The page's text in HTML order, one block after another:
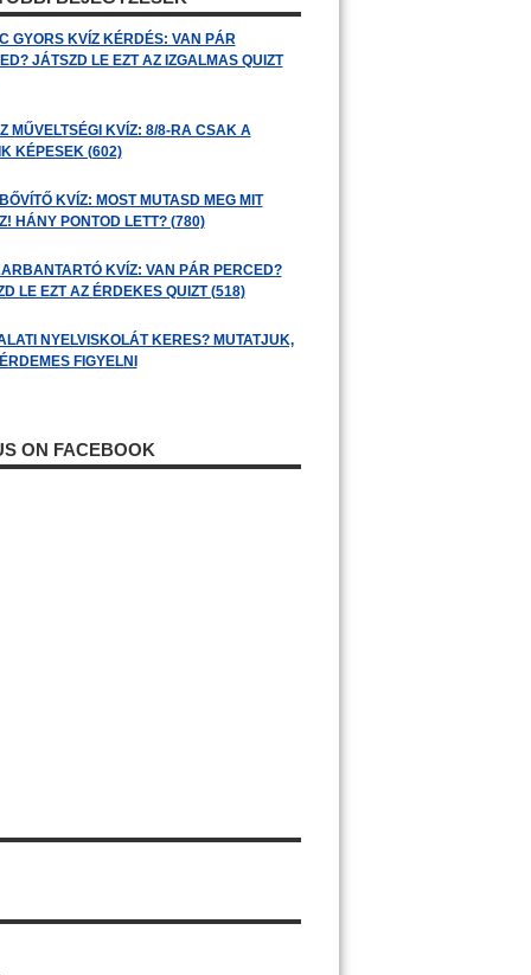
GYORS KVÍZ KÉRDÉS: VAN PÁR
JÁTSZD LE EZT AZ IZGALMAS QUIZT
MŰVELTSÉGI KVÍZ: 8/8-RA CSAK A
KÉPESEK (602)
KVÍZ: MOST MUTASD MEG MIT
HÁNY PONTOD LETT? (780)
KVÍZ: VAN PÁR PERCED?
LE EZT AZ ÉRDEKES QUIZT (518)
NYELVISKOLÁT KERES? MUTATJUK,
FIGYELNI
ON FACEBOOK